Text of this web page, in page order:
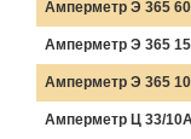
Амперметр Э 365
Амперметр Э 365
Амперметр Э 365
Амперметр Ц 33/